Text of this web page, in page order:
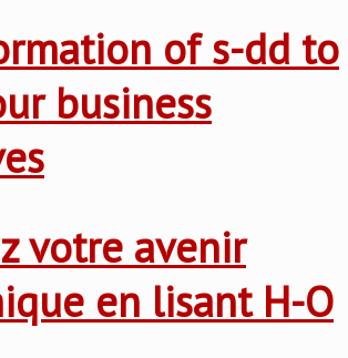
of s-dd to
business
votre avenir
en lisant H-O